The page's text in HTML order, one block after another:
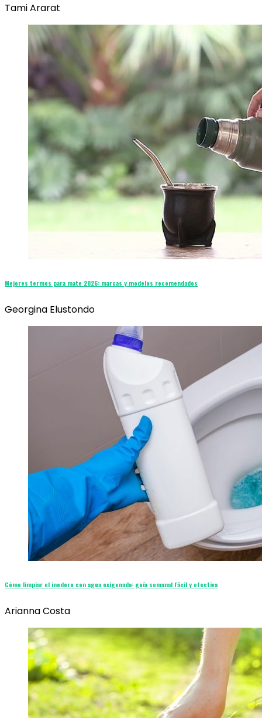
Tami Ararat
Mejores termos para mate 2026: marcas y modelos recomendados
Georgina Elustondo
Cómo limpiar el inodoro con agua oxigenada: guía semanal fácil y efectiva
Arianna Costa